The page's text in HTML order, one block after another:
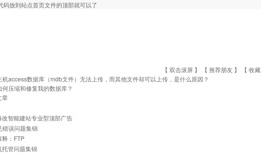
码放到站点首页文件的顶部就可以了
【 双击滚屏 】 【 推荐朋友 】 【 收藏
机access数据库（mdb文件）无法上传，而其他文件却可以上传，是什么原因？
何压缩和修复我的数据库？
章
改智能建站专业型顶部广告
错误问题集锦
释：FTP
托管问题集锦